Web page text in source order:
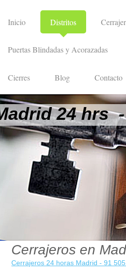
Inicio Distritos
Puertas Blindadas y Acorazadas
Cierres Blog Contacto
24 hrs
Cerrajeros en
Cerrajeros 24 horas Madrid - 91